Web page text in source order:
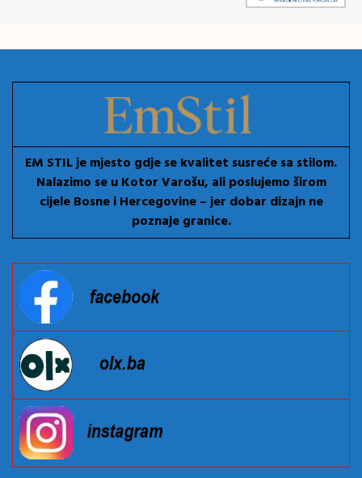
EM STIL je mjesto gdje se kvalitet susreće sa stilom.
Nalazimo se u Kotor Varošu, ali poslujemo širom
cijele Bosne i Hercegovine – jer dobar dizajn ne
poznaje granice.